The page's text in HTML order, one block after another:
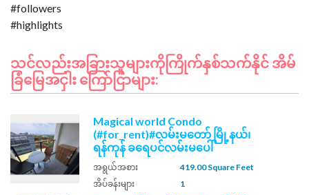
#followers
သင်လည်းအခြားသူများကိုကြိုက်နှစ်သက်နိုင် အိမ်
ခြံမြေအငှါး ကြော်ငြာများ:
Magical world Condo
(#for_rent)#လမ်းမတော် မြို့နယ်၊
ရန်ကုန် ခရေပင်လမ်းမပေါ်
အရွယ်အစား
419.00 Square Feet
အိပ်ခန်းများ
1